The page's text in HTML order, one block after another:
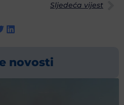
Sljedeća vijest
novosti